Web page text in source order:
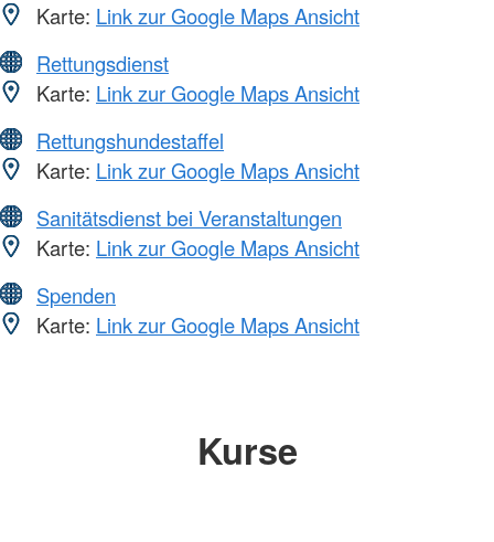
Karte: Link zur Google Maps Ansicht
Rettungsdienst
Karte: Link zur Google Maps Ansicht
Rettungshundestaffel
Karte: Link zur Google Maps Ansicht
Sanitätsdienst bei Veranstaltungen
Karte: Link zur Google Maps Ansicht
Spenden
Karte: Link zur Google Maps Ansicht
Kurse